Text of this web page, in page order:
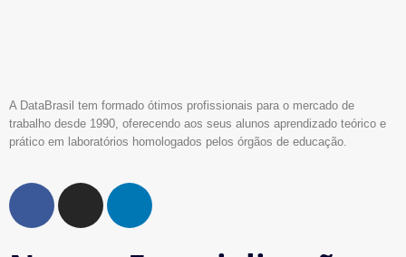
A DataBrasil tem formado ótimos profissionais para o mercado de
trabalho desde 1990, oferecendo aos seus alunos aprendizado teórico e
prático em laboratórios homologados pelos órgãos de educação.